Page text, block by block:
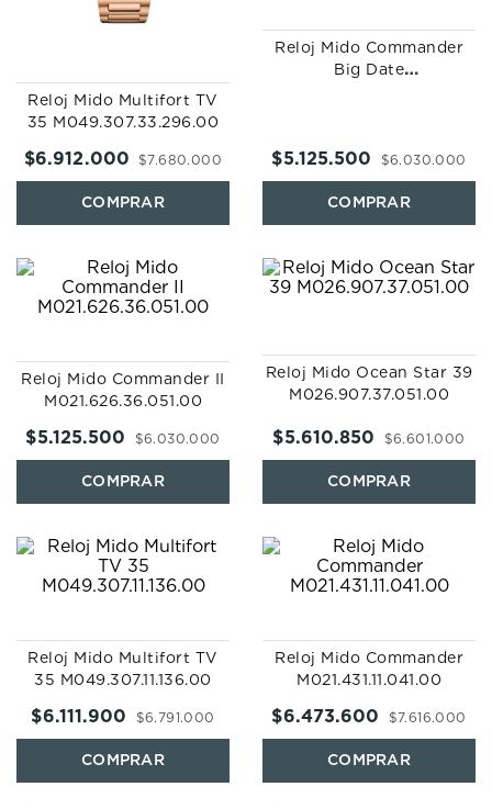
Reloj Mido Multifort TV
35 M049.307.33.296.00
$7.680.000
$6.912.000
Reloj Mido Commander
Big Date
$6.030.000
$5.125.500
Reloj Mido Commander II
M021.626.36.051.00
$6.030.000
$5.125.500
Reloj Mido Ocean Star 39
M026.907.37.051.00
$6.601.000
$5.610.850
Reloj Mido Multifort TV
35 M049.307.11.136.00
$6.791.000
$6.111.900
Reloj Mido Commander
M021.431.11.041.00
$7.616.000
$6.473.600